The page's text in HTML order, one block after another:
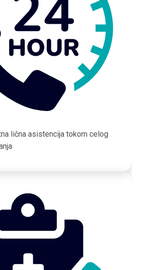
lična asistencija tokom celog